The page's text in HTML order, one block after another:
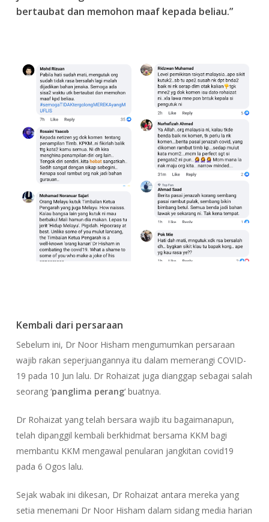
bertaubat dan memohon maaf kepada beliau.”
Kembali dari persaraan
Sebelum ini, Dr Noor Hisham mengumumkan persaraan
wajib rakan seperjuangannya itu dalam memerangi COVID-
19 pada 10 Jun lalu. Dr Rohaizat juga dianggap sebagai salah
seorang ‘panglima perang‘ buatnya.
Dr Rohaizat yang telah bersara wajib itu bagaimanapun,
telah dipanggil kembali berkhidmat bersama KKM bagi
membantu KKM mengawal penularan jangkitan covid19
pada 6 Ogos lalu.
Sejak wabak ini dikesan, Dr Rohaizat antara mereka yang
setia menemani Dr Noor Hisham dalam sidang media harian